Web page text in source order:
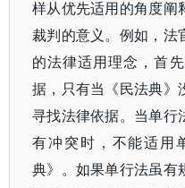
样从优先适用的角度阐
裁判的意义。例如，法
的法律适用理念，首
据，只有当《民法典》
寻找法律依据。当单行
有冲突时，不能适用
典》。如果单行法虽有